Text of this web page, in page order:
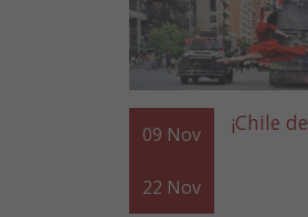
09 Nov
22 Nov
¡Chile